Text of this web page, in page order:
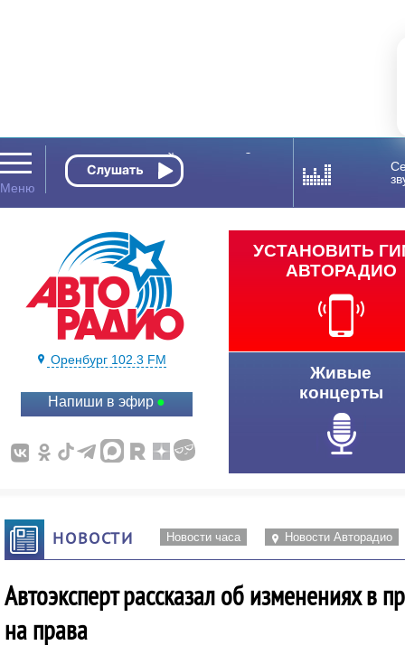
Оренбург 102.3 FM
Напиши в эфир
УСТАНОВИТЬ
АВТОРАДИО
Живые
концерты
НОВОСТИ Новости часа Новости Авторадио
Автоэксперт рассказал об изменениях в
на права